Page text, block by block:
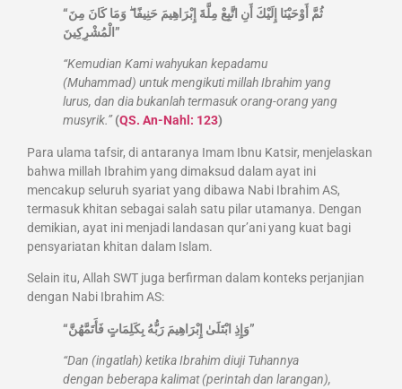
“ثُمَّ أَوْحَيْنَا إِلَيْكَ أَنِ اتَّبِعْ مِلَّةَ إِبْرَاهِيمَ حَنِيفًا ۖ وَمَا كَانَ مِنَ
الْمُشْرِكِينَ”
“Kemudian Kami wahyukan kepadamu
(Muhammad) untuk mengikuti millah Ibrahim yang
lurus, dan dia bukanlah termasuk orang-orang yang
musyrik.” (QS. An-Nahl: 123)
Para ulama tafsir, di antaranya Imam Ibnu Katsir, menjelaskan
bahwa millah Ibrahim yang dimaksud dalam ayat ini
mencakup seluruh syariat yang dibawa Nabi Ibrahim AS,
termasuk khitan sebagai salah satu pilar utamanya. Dengan
demikian, ayat ini menjadi landasan qur’ani yang kuat bagi
pensyariatan khitan dalam Islam.
Selain itu, Allah SWT juga berfirman dalam konteks perjanjian
dengan Nabi Ibrahim AS:
“وَإِذِ ابْتَلَىٰ إِبْرَاهِيمَ رَبُّهُ بِكَلِمَاتٍ فَأَتَمَّهُنَّ”
“Dan (ingatlah) ketika Ibrahim diuji Tuhannya
dengan beberapa kalimat (perintah dan larangan),